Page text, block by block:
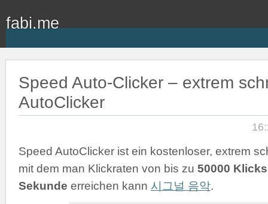
fabi.me
Speed Auto-Clicker – extrem
AutoClicker
Speed AutoClicker ist ein kostenloser, extrem
mit dem man Klickraten von bis zu 50000
Sekunde erreichen kann 시그널 음악.